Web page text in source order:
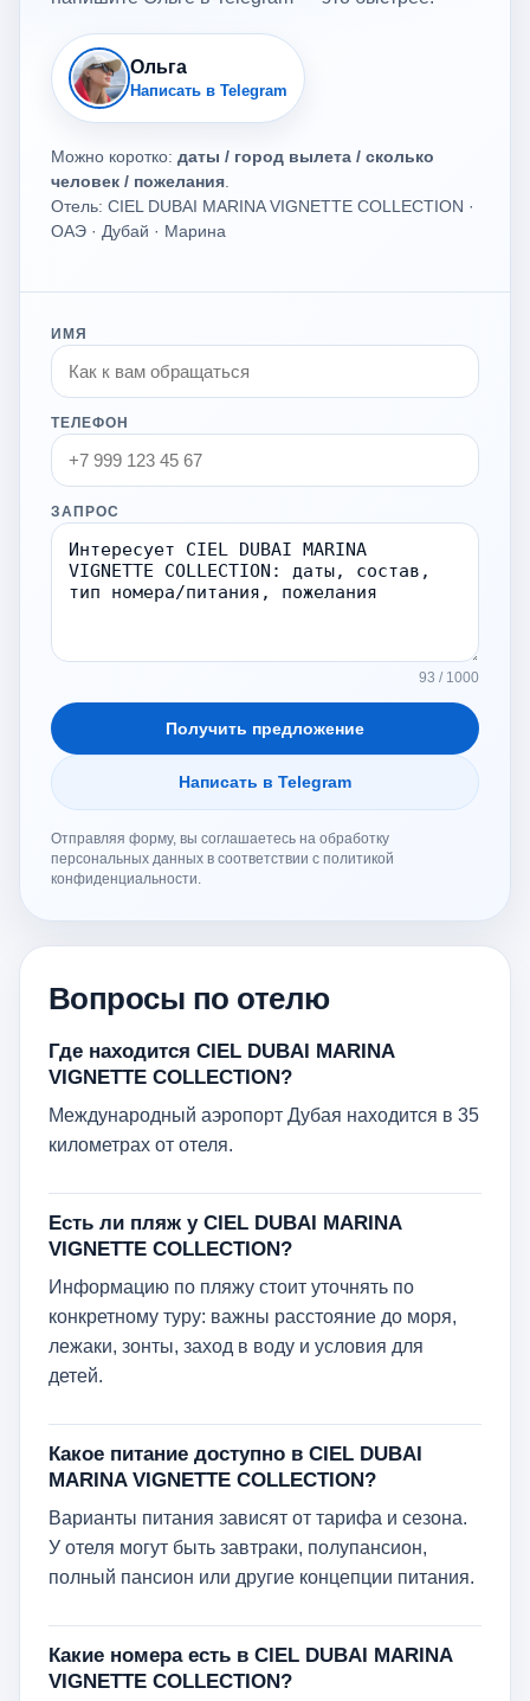
Ольга
Написать в Telegram
Можно коротко: даты / город вылета / сколько
человек / пожелания
Отель: CIEL DUBAI MARINA VIGNETTE COLLECTION ·
ОАЭ · Дубай · Марина
ИМЯ
ТЕЛЕФОН
ЗАПРОС
93 / 1000
Получить предложение
Написать в Telegram
Отправляя форму, вы соглашаетесь на обработку
персональных данных в соответствии с политикой
конфиденциальности.
Вопросы по отелю
Где находится CIEL DUBAI MARINA
VIGNETTE COLLECTION?
Международный аэропорт Дубая находится в 35
километрах от отеля.
Есть ли пляж у CIEL DUBAI MARINA
VIGNETTE COLLECTION?
Информацию по пляжу стоит уточнять по
конкретному туру: важны расстояние до моря,
лежаки, зонты, заход в воду и условия для
детей.
Какое питание доступно в CIEL DUBAI
MARINA VIGNETTE COLLECTION?
Варианты питания зависят от тарифа и сезона.
У отеля могут быть завтраки, полупансион,
полный пансион или другие концепции питания.
Какие номера есть в CIEL DUBAI MARINA
VIGNETTE COLLECTION?